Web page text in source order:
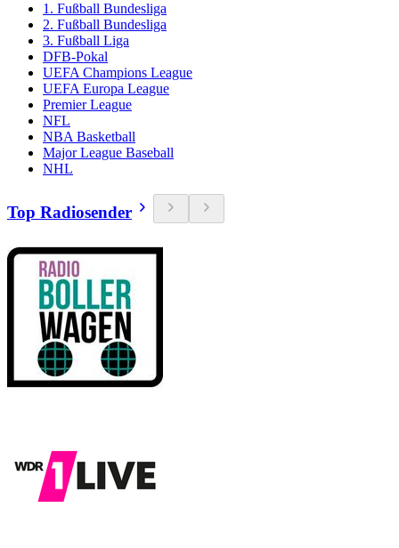
1. Fußball Bundesliga
2. Fußball Bundesliga
3. Fußball Liga
DFB-Pokal
UEFA Champions League
UEFA Europa League
Premier League
NFL
NBA Basketball
Major League Baseball
NHL
Top Radiosender